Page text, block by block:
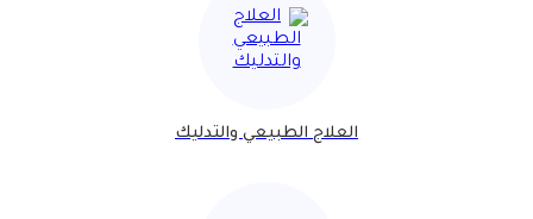
العلاج الطبيعي والتدليك